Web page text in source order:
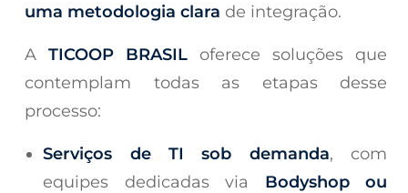
uma metodologia clara de integração.
A TICOOP BRASIL oferece soluções que
contemplam todas as etapas desse
processo:
Serviços de TI sob demanda, com
equipes dedicadas via
Bodyshop ou